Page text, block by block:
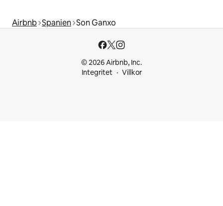
Airbnb Spanien Son Ganxo
© 2026 Airbnb, Inc.
Integritet
Villkor